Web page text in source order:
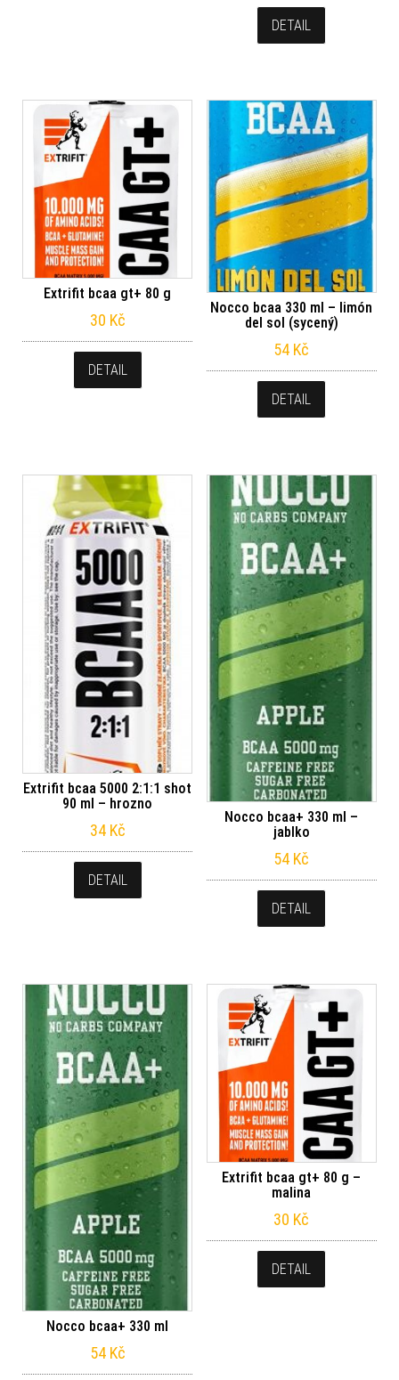
DETAIL
Extrifit bcaa gt+ 80 g
30 Kč
DETAIL
Nocco bcaa 330 ml – limón
del sol (sycený)
54 Kč
DETAIL
Extrifit bcaa 5000 2:1:1 shot
90 ml – hrozno
34 Kč
DETAIL
Nocco bcaa+ 330 ml –
jablko
54 Kč
DETAIL
Nocco bcaa+ 330 ml
54 Kč
Extrifit bcaa gt+ 80 g –
malina
30 Kč
DETAIL